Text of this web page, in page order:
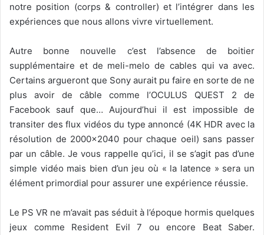
notre position (corps & controller) et l’intégrer dans les
expériences que nous allons vivre virtuellement.
Autre bonne nouvelle c’est l’absence de boitier
supplémentaire et de meli-melo de cables qui va avec.
Certains argueront que Sony aurait pu faire en sorte de ne
plus avoir de câble comme l’OCULUS QUEST 2 de
Facebook sauf que… Aujourd’hui il est impossible de
transiter des flux vidéos du type annoncé (4K HDR avec la
résolution de 2000×2040 pour chaque oeil) sans passer
par un câble. Je vous rappelle qu’ici, il se s’agit pas d’une
simple vidéo mais bien d’un jeu où « la latence » sera un
élément primordial pour assurer une expérience réussie.
Le PS VR ne m’avait pas séduit à l’époque hormis quelques
jeux comme Resident Evil 7 ou encore Beat Saber.